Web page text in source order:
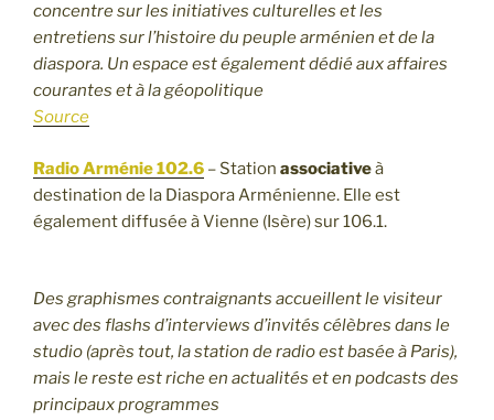
concentre sur les initiatives culturelles et les
entretiens sur l’histoire du peuple arménien et de la
diaspora. Un espace est également dédié aux affaires
courantes et à la géopolitique
Source
Radio Arménie 102.6 – Station associativeà
destination de la Diaspora Arménienne. Elle est
également diffusée à Vienne (Isère) sur 106.1.
Des graphismes contraignants accueillent le visiteur
avec des flashs d’interviews d’invités célèbres dans le
studio (après tout, la station de radio est basée à Paris),
mais le reste est riche en actualités et en podcasts des
principaux programmes